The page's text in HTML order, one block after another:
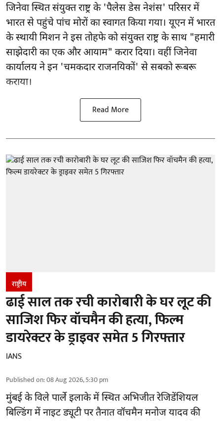
जिनेवा स्थितसंयुक्त राष्ट्रके 'पैलेस डेस नेशंस' परिसर में
भारत से पहुंचे पांच मोरों का स्वागत किया गया। यूएन में भारत
के स्थायी मिशन ने इस तोहफे को संयुक्त राष्ट्र के साथ "हमारी
साझेदारी का एक और आयाम" करार दिया। वहीं जिनेवा
कार्यालय ने इन 'चमकदार राजनयिकों' से सबको रूबरू
कराया।
Read More
राष्ट्रीय
ढाई साल तक रची कारोबारी के घर लूट की
साजिश फिर वॉचमैन की हत्या, फिल्म
डायरेक्टर के ड्राइवर समेत 5 गिरफ्तार
IANS
Published on:08 Aug 2026, 5:30 pm
मुंबई के विले पार्ले इलाके में स्थित अभिजीत रेजिडेंशियल
बिल्डिंग में नाइट ड्यूटी पर तैनात वॉचमैन मनोज यादव की